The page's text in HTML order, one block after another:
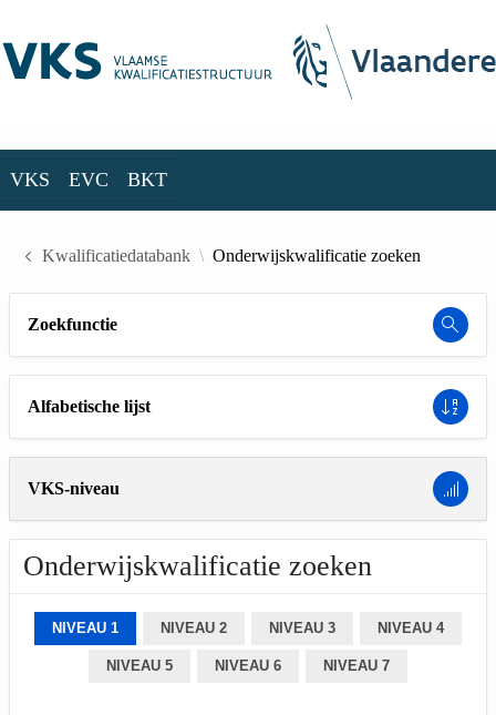
VKS EVC BKT
Kwalificatiedatabank Onderwijskwalificatie zoeken
Zoekfunctie
Alfabetische lijst
VKS-niveau
Onderwijskwalificatie zoeken
NIVEAU 1 NIVEAU 2 NIVEAU 3 NIVEAU 4
NIVEAU 5 NIVEAU 6 NIVEAU 7